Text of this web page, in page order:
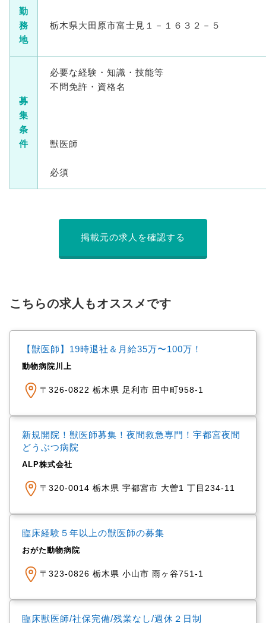
勤
務
地
栃木県大田原市富士見１－１６３２－５
募
集
条
件
必要な経験・知識・技能等
不問免許・資格名
獣医師
必須
掲載元の求人を確認する
こちらの求人もオススメです
【獣医師】19時退社＆月給35万〜100万！
動物病院川上
〒326-0822 栃木県 足利市 田中町958-1
新規開院！獣医師募集！夜間救急専門！宇都宮夜間
どうぶつ病院
ALP株式会社
〒320-0014 栃木県 宇都宮市 大曽1 丁目234-11
臨床経験５年以上の獣医師の募集
おがた動物病院
〒323-0826 栃木県 小山市 雨ヶ谷751-1
臨床獣医師/社保完備/残業なし/週休２日制